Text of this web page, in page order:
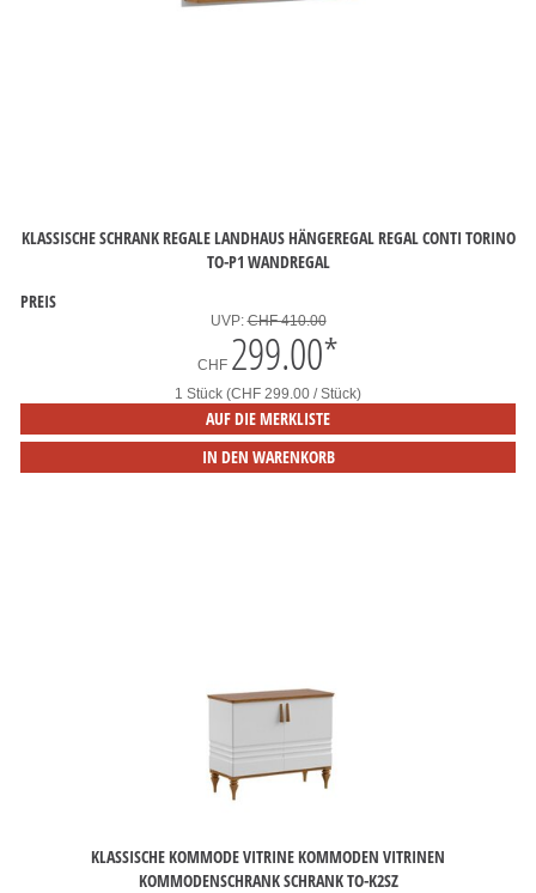
KLASSISCHE SCHRANK REGALE LANDHAUS HÄNGEREGAL REGAL CONTI TORINO
TO-P1 WANDREGAL
PREIS
UVP:CHF 410.00
CHF 299.00*
1 Stück (CHF 299.00 / Stück)
AUF DIE MERKLISTE
IN DEN WARENKORB
KLASSISCHE KOMMODE VITRINE KOMMODEN VITRINEN
KOMMODENSCHRANK SCHRANK TO-K2SZ